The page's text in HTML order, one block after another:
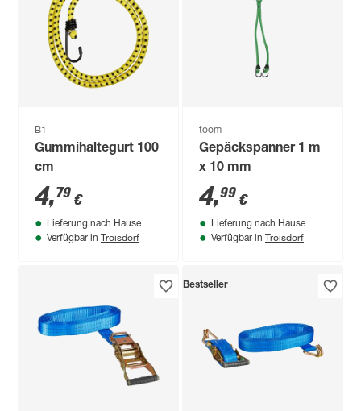
B1
Gummihaltegurt 100
cm
4,79 €
Lieferung nach Hause
Verfügbar in Troisdorf
toom
Gepäckspanner 1 m
x 10 mm
4,99 €
Lieferung nach Hause
Verfügbar in Troisdorf
Bestseller